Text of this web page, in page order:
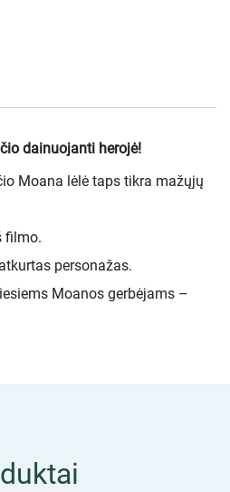
dainuojanti herojė!
Moana lėlė taps tikra mažųjų
filmo.
personažas.
Moanos gerbėjams –